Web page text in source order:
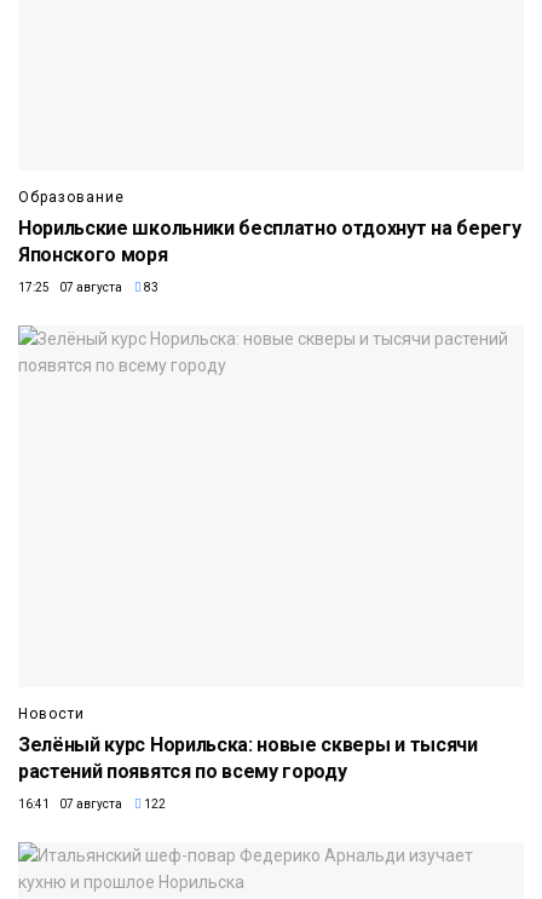
Образование
Норильские школьники бесплатно отдохнут на берегу
Японского моря
17:25 07 августа 83
Новости
Зелёный курс Норильска: новые скверы и тысячи
растений появятся по всему городу
16:41 07 августа 122